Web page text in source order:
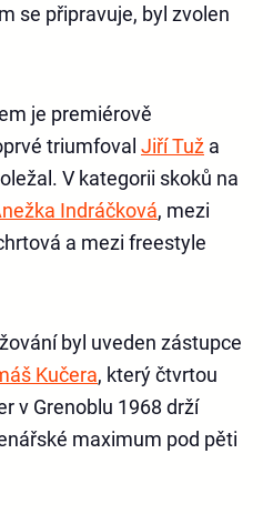
se připravuje, byl zvolen
je premiérově
triumfoval Jiří Tuž a
V kategorii skoků na
Indráčková, mezi
a mezi freestyle
byl uveden zástupce
Kučera, který čtvrtou
v Grenoblu 1968 drží
maximum pod pěti